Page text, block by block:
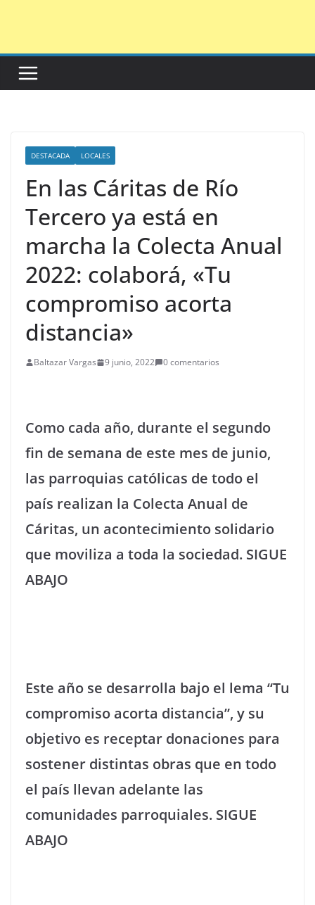
DESTACADA LOCALES
En las Cáritas de Río
Tercero ya está en
marcha la Colecta Anual
2022: colaborá, «Tu
compromiso acorta
distancia»
Baltazar Vargas 9 junio, 2022 0 comentarios
Como cada año, durante el segundo
fin de semana de este mes de junio,
las parroquias católicas de todo el
país realizan la Colecta Anual de
Cáritas, un acontecimiento solidario
que moviliza a toda la sociedad. SIGUE
ABAJO
Este año se desarrolla bajo el lema “Tu
compromiso acorta distancia”, y su
objetivo es receptar donaciones para
sostener distintas obras que en todo
el país llevan adelante las
comunidades parroquiales. SIGUE
ABAJO